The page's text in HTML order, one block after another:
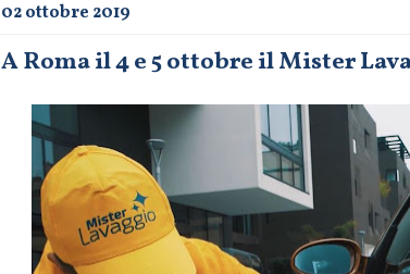
02 ottobre 2019
A Roma il 4 e 5 ottobre il Mister